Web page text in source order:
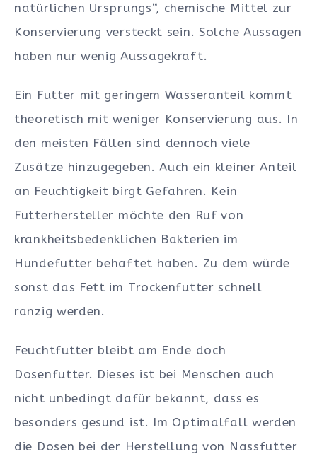
natürlichen Ursprungs“, chemische Mittel zur
Konservierung versteckt sein. Solche Aussagen
haben nur wenig Aussagekraft.
Ein Futter mit geringem Wasseranteil kommt
theoretisch mit weniger Konservierung aus. In
den meisten Fällen sind dennoch viele
Zusätze hinzugegeben. Auch ein kleiner Anteil
an Feuchtigkeit birgt Gefahren. Kein
Futterhersteller möchte den Ruf von
krankheitsbedenklichen Bakterien im
Hundefutter behaftet haben. Zu dem würde
sonst das Fett im Trockenfutter schnell
ranzig werden.
Feuchtfutter bleibt am Ende doch
Dosenfutter. Dieses ist bei Menschen auch
nicht unbedingt dafür bekannt, dass es
besonders gesund ist. Im Optimalfall werden
die Dosen bei der Herstellung von Nassfutter